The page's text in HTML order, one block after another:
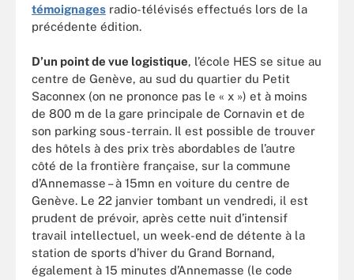
témoignages radio-télévisés effectués lors de la
précédente édition.
D’un point de vue logistique, l’école HES se situe au
centre de Genève, au sud du quartier du Petit
Saconnex (on ne prononce pas le « x ») et à moins
de 800 m de la gare principale de Cornavin et de
son parking sous-terrain. Il est possible de trouver
des hôtels à des prix très abordables de l’autre
côté de la frontière française, sur la commune
d’Annemasse – à 15mn en voiture du centre de
Genève. Le 22 janvier tombant un vendredi, il est
prudent de prévoir, après cette nuit d’intensif
travail intellectuel, un week-end de détente à la
station de sports d’hiver du Grand Bornand,
également à 15 minutes d’Annemasse (le code